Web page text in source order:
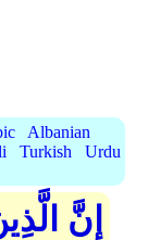
Albanian
Turkish
Urdu
إِنَّ